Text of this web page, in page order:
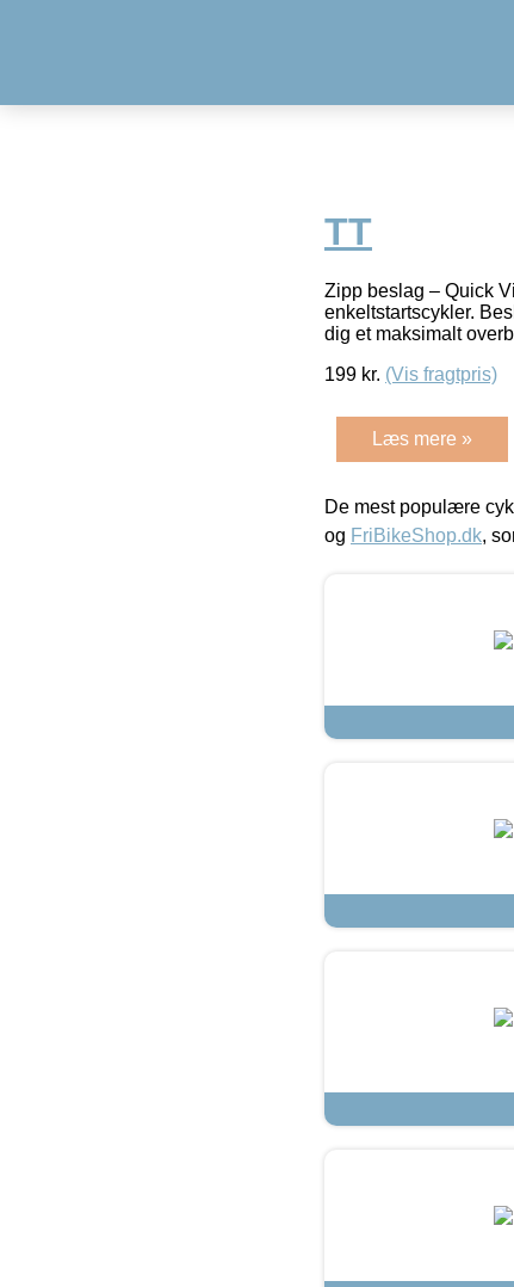
TT
Zipp beslag – Quick
enkeltstartscykler.
dig et maksimalt
199 kr. (Vis fragtpris)
Læs mere »
De mest populære
og FriBikeShop.dk,